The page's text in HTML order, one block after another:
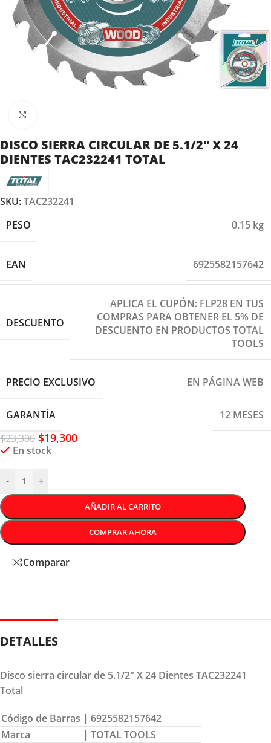
DISCO SIERRA CIRCULAR DE 5.1/2″ X 24
DIENTES TAC232241 TOTAL
SKU:TAC232241
PESO
0.15 kg
EAN 6925582157642
DESCUENTO
APLICA EL CUPÓN: FLP28 EN TUS
COMPRAS PARA OBTENER EL 5% DE
DESCUENTO EN PRODUCTOS TOTAL
TOOLS
PRECIO EXCLUSIVO EN PÁGINA WEB
GARANTÍA
12 MESES
$23,300 $19,300
En stock
- +
AÑADIR AL CARRITO
COMPRAR AHORA
Comparar
DETALLES
Disco sierra circular de 5.1/2″ X 24 Dientes TAC232241
Total
Código de Barras | 6925582157642
Marca
| TOTAL TOOLS